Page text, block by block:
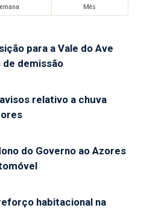
Mês
para a Vale do Ave
demissão
relativo a chuva
do Governo ao Azores
habitacional na